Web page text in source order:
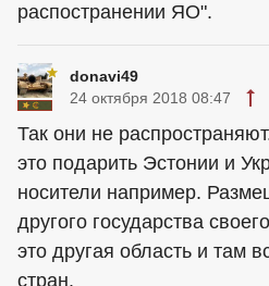
распостранении ЯО".
donavi49
24 октября 2018 08:47
Так они не
это подарить Эстонии и
носители например.
другого государства
это другая область и там
стран.